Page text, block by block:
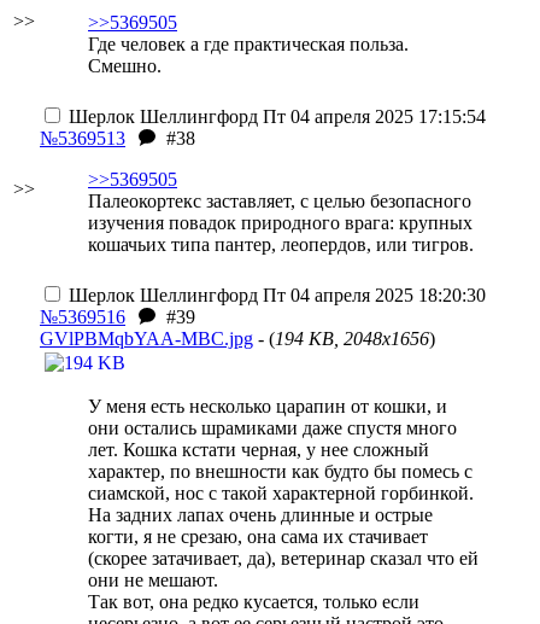
>>
>>5369505
Где человек а где практическая польза.
Смешно.
>>
Шерлок Шеллингфорд Пт 04 апреля 2025 17:15:54
№5369513
#38
>>5369505
Палеокортекс заставляет, с целью безопасного
изучения повадок природного врага: крупных
кошачьих типа пантер, леопердов, или тигров.
Шерлок Шеллингфорд Пт 04 апреля 2025 18:20:30
№5369516
#39
GVlPBMqbYAA-MBC.jpg - (194 KB, 2048x1656)
У меня есть несколько царапин от кошки, и
они остались шрамиками даже спустя много
лет. Кошка кстати черная, у нее сложный
характер, по внешности как будто бы помесь с
сиамской, нос с такой характерной горбинкой.
На задних лапах очень длинные и острые
когти, я не срезаю, она сама их стачивает
(скорее затачивает, да), ветеринар сказал что ей
они не мешают.
Так вот, она редко кусается, только если